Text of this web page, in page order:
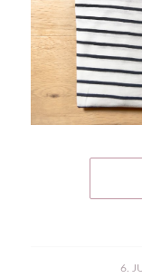
6. /